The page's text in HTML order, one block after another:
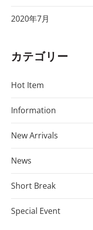
2020年7月
カテゴリー
Hot Item
Information
New Arrivals
News
Short Break
Special Event